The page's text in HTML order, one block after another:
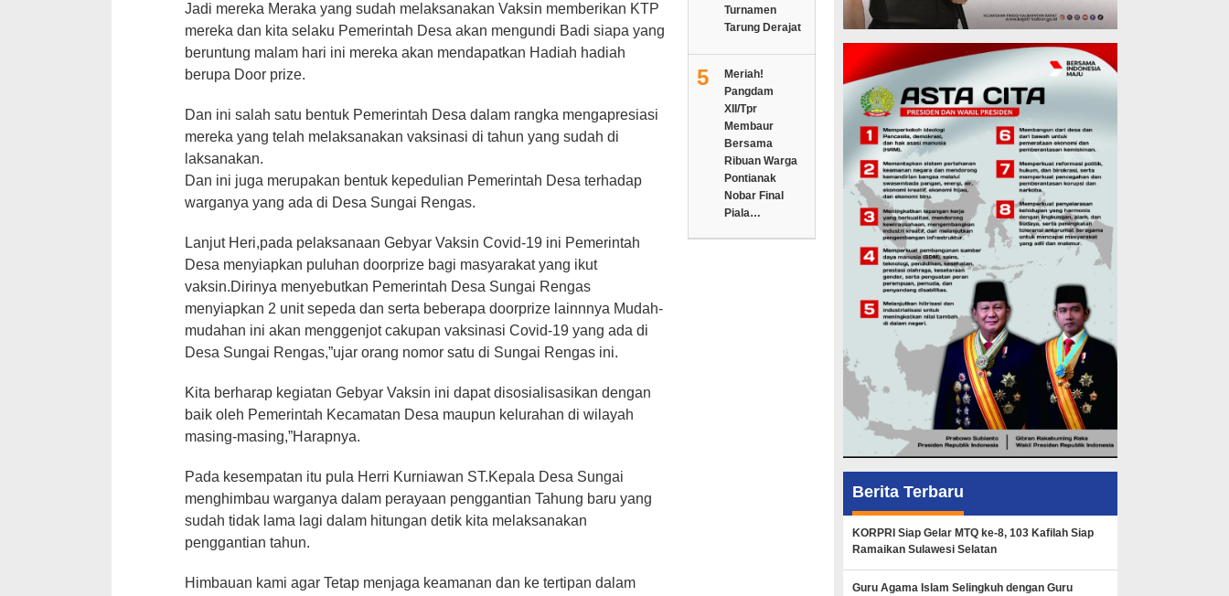
Jadi mereka Meraka yang sudah melaksanakan Vaksin memberikan KTP
mereka dan kita selaku Pemerintah Desa akan mengundi Badi siapa yang
beruntung malam hari ini mereka akan mendapatkan Hadiah hadiah
berupa Door prize.
Dan ini salah satu bentuk Pemerintah Desa dalam rangka mengapresiasi
mereka yang telah melaksanakan vaksinasi di tahun yang sudah di
laksanakan.
Dan ini juga merupakan bentuk kepedulian Pemerintah Desa terhadap
warganya yang ada di Desa Sungai Rengas.
Lanjut Heri,pada pelaksanaan Gebyar Vaksin Covid-19 ini Pemerintah
Desa menyiapkan puluhan doorprize bagi masyarakat yang ikut
vaksin.Dirinya menyebutkan Pemerintah Desa Sungai Rengas
menyiapkan 2 unit sepeda dan serta beberapa doorprize lainnnya Mudah-
mudahan ini akan menggenjot cakupan vaksinasi Covid-19 yang ada di
Desa Sungai Rengas,”ujar orang nomor satu di Sungai Rengas ini.
Kita berharap kegiatan Gebyar Vaksin ini dapat disosialisasikan dengan
baik oleh Pemerintah Kecamatan Desa maupun kelurahan di wilayah
masing-masing,”Harapnya.
Pada kesempatan itu pula Herri Kurniawan ST.Kepala Desa Sungai
menghimbau warganya dalam perayaan penggantian Tahung baru yang
sudah tidak lama lagi dalam hitungan detik kita melaksanakan
penggantian tahun.
Himbauan kami agar Tetap menjaga keamanan dan ke tertipan dalam
Turnamen
Tarung Derajat
5
Meriah!
Pangdam
XII/Tpr
Membaur
Bersama
Ribuan Warga
Pontianak
Nobar Final
Piala…
Berita Terbaru
KORPRI Siap Gelar MTQ ke-8, 103 Kafilah Siap
Ramaikan Sulawesi Selatan
Guru Agama Islam Selingkuh dengan Guru